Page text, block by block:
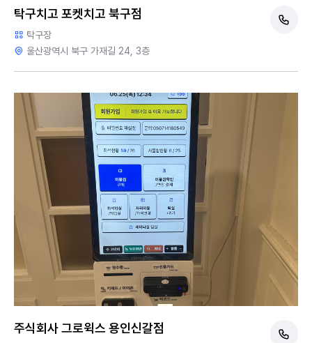
탁구치고 포켓치고 북구점
탁구장
울산광역시 북구 가재길 24, 3층
주식회사 그로윅스 용인신갈점